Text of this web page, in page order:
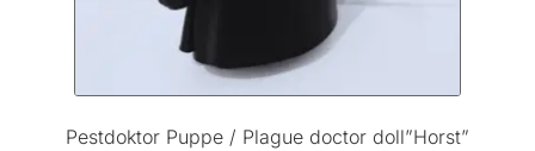
Pestdoktor Puppe / Plague doctor doll”Horst”